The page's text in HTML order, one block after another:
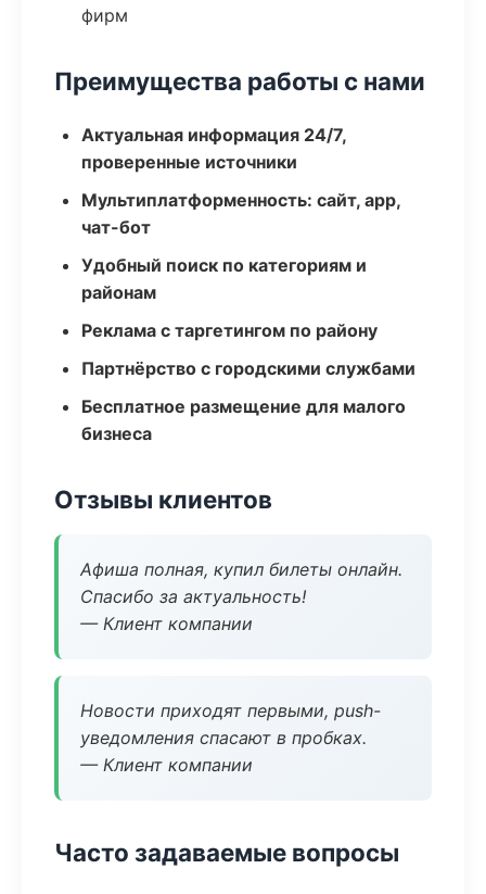
фирм
Преимущества работы с нами
Актуальная информация 24/7,
проверенные источники
Мультиплатформенность: сайт, app,
чат-бот
Удобный поиск по категориям и
районам
Реклама с таргетингом по району
Партнёрство с городскими службами
Бесплатное размещение для малого
бизнеса
Отзывы клиентов
Афиша полная, купил билеты онлайн.
Спасибо за актуальность!
— Клиент компании
Новости приходят первыми, push-
уведомления спасают в пробках.
— Клиент компании
Часто задаваемые вопросы